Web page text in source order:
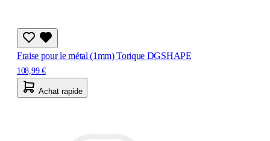
Fraise pour le métal (1mm) Torique DGSHAPE
108,99 €
Achat rapide